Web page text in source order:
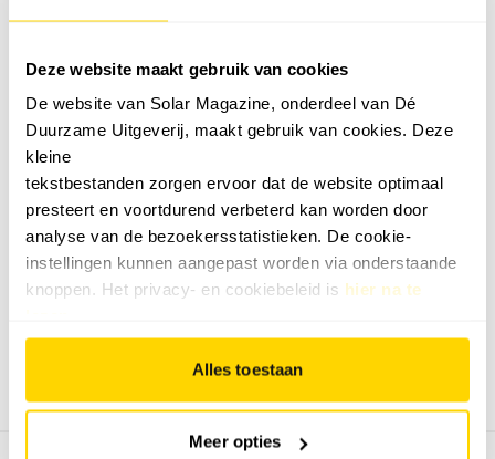
Deze website maakt gebruik van cookies
De website van Solar Magazine, onderdeel van Dé
Duurzame Uitgeverij, maakt gebruik van cookies. Deze
kleine
tekstbestanden zorgen ervoor dat de website optimaal
presteert en voortdurend verbeterd kan worden door
analyse van de bezoekersstatistieken. De cookie-
instellingen kunnen aangepast worden via onderstaande
knoppen. Het privacy- en cookiebeleid is hier na te
Alles toestaan
Meer opties
MELD U AAN VOOR ONZE
NIEUWSBRIEF
Vacatures
Installateurzoeker
Cookievoorkeuren wijzigen
English
Geef ons feedback
Vertel ons wat je van onze website vindt.
Tip de redactie
Bekijk hier de mogelijkheden.